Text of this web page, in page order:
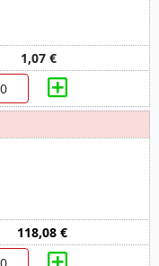
1,07 €
118,08 €